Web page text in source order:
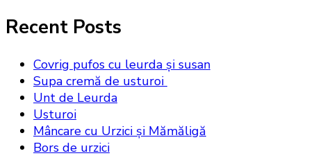
Recent Posts
Covrig pufos cu leurda și susan
Supa cremă de usturoi
Unt de Leurda
Usturoi
Mâncare cu Urzici și Mămăligă
Bors de urzici